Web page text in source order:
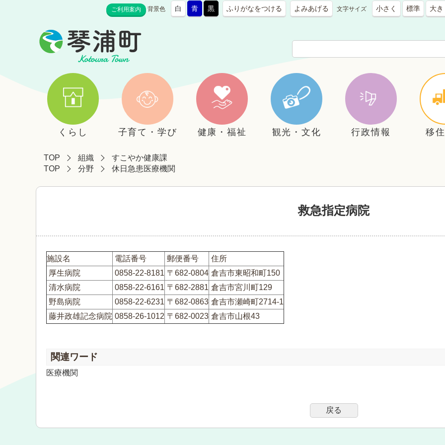
ご利用案内 背景色 白 青 黒 ふりがなをつける よみあげる 文字サイズ 小さく 標準 大き
くらし 子育て・学び 健康・福祉 観光・文化 行政情報 移
TOP 組織
すこやか健康課
TOP
分野 休日急患医療機関
救急指定病院
施設名 電話番号 郵便番号
住所
厚生病院
0858-22-8181 〒682-0804 倉吉市東昭和町150
清水病院
0858-22-6161 〒682-2881 倉吉市宮川町129
野島病院
0858-22-6231 〒682-0863 倉吉市瀬崎町2714-1
藤井政雄記念病院 0858-26-1012 〒682-0023 倉吉市山根43
関連ワード
医療機関
戻る